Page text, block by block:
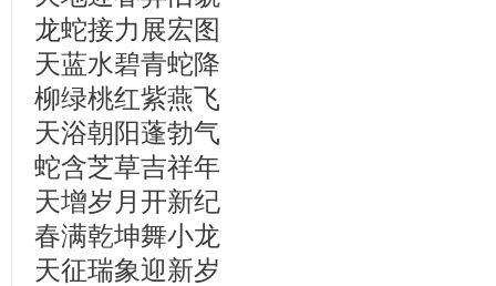
龙蛇接力展宏图
天蓝水碧青蛇降
柳绿桃红紫燕飞
天浴朝阳蓬勃气
蛇含芝草吉祥年
天增岁月开新纪
春满乾坤舞小龙
天征瑞象迎新岁